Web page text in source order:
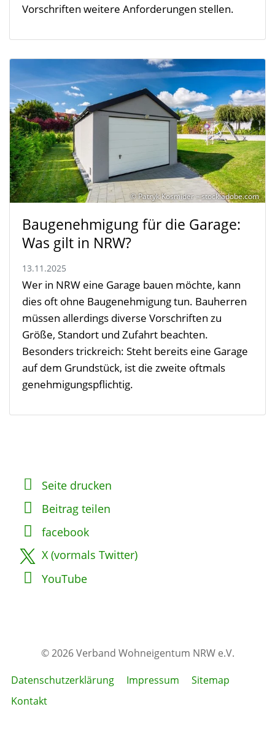
Vorschriften weitere Anforderungen stellen.
© Patryk Kosmider – stock.adobe.com
Baugenehmigung für die Garage:
Was gilt in NRW?
13.11.2025
Wer in NRW eine Garage bauen möchte, kann
dies oft ohne Baugenehmigung tun. Bauherren
müssen allerdings diverse Vorschriften zu
Größe, Standort und Zufahrt beachten.
Besonders trickreich: Steht bereits eine Garage
auf dem Grundstück, ist die zweite oftmals
genehmigungspflichtig.
Seite drucken
Beitrag teilen
facebook
X (vormals Twitter)
YouTube
© 2026 Verband Wohneigentum NRW e.V.
Datenschutzerklärung Impressum
Sitemap
Kontakt